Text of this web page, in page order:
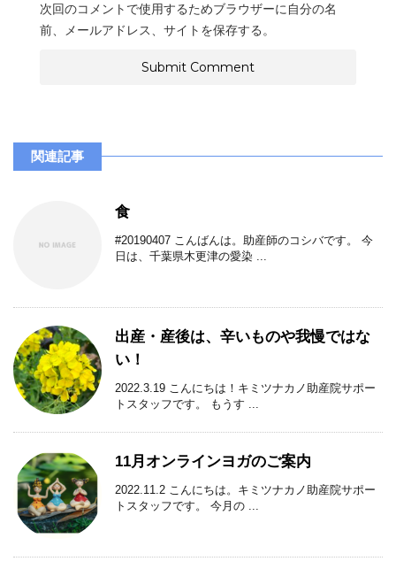
次回のコメントで使用するためブラウザーに自分の名
前、メールアドレス、サイトを保存する。
関連記事
食
#20190407 こんばんは。助産師のコシバです。 今
日は、千葉県木更津の愛染 ...
出産・産後は、辛いものや我慢ではな
い！
2022.3.19 こんにちは！キミツナカノ助産院サポー
トスタッフです。 もうす ...
11月オンラインヨガのご案内
2022.11.2 こんにちは。キミツナカノ助産院サポー
トスタッフです。 今月の ...